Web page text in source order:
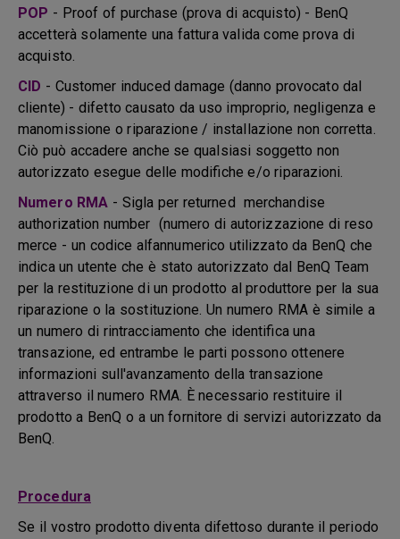
POP - Proof of purchase (prova di acquisto) - BenQ
accetterà solamente una fattura valida come prova di
acquisto.
CID - Customer induced damage (danno provocato dal
cliente) - difetto causato da uso improprio, negligenza e
manomissione o riparazione / installazione non corretta.
Ciò può accadere anche se qualsiasi soggetto non
autorizzato esegue delle modifiche e/o riparazioni.
Numero RMA - Sigla per returned merchandise
authorization number (numero di autorizzazione di reso
merce - un codice alfannumerico utilizzato da BenQ che
indica un utente che è stato autorizzato dal BenQ Team
per la restituzione di un prodotto al produttore per la sua
riparazione o la sostituzione. Un numero RMA è simile a
un numero di rintracciamento che identifica una
transazione, ed entrambe le parti possono ottenere
informazioni sull'avanzamento della transazione
attraverso il numero RMA. È necessario restituire il
prodotto a BenQ o a un fornitore di servizi autorizzato da
BenQ.
Procedura
Se il vostro prodotto diventa difettoso durante il periodo